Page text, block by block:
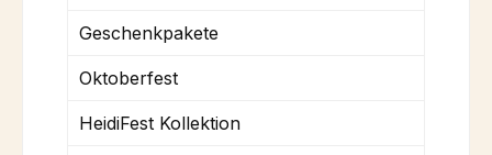
Geschenkpakete
Oktoberfest
HeidiFest Kollektion